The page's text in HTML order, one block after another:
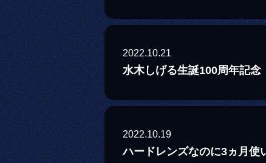
2022.10.21
水木しげる生誕100周年記
2022.10.19
ハードレンズなのに3ヵ月使